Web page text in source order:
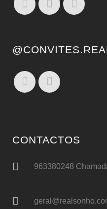
CONTACTOS
963380248